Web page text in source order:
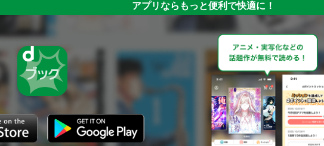
アプリならもっと便利で快適に！